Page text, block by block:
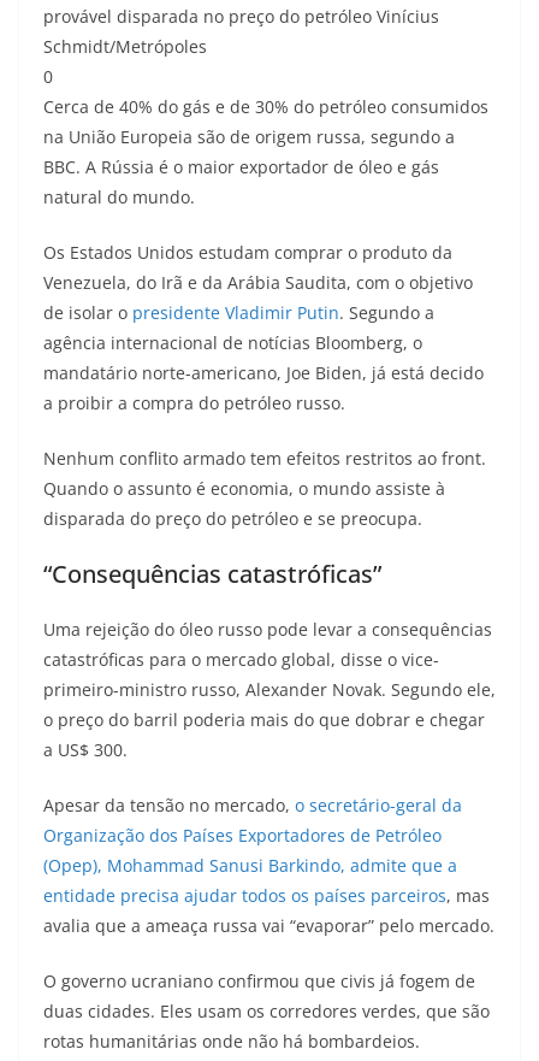
provável disparada no preço do petróleo Vinícius
Schmidt/Metrópoles
0
Cerca de 40% do gás e de 30% do petróleo consumidos
na União Europeia são de origem russa, segundo a
BBC. A Rússia é o maior exportador de óleo e gás
natural do mundo.
Os Estados Unidos estudam comprar o produto da
Venezuela, do Irã e da Arábia Saudita, com o objetivo
de isolar o presidente Vladimir Putin. Segundo a
agência internacional de notícias Bloomberg, o
mandatário norte-americano, Joe Biden, já está decido
a proibir a compra do petróleo russo.
Nenhum conflito armado tem efeitos restritos ao front.
Quando o assunto é economia, o mundo assiste à
disparada do preço do petróleo e se preocupa.
“Consequências catastróficas”
Uma rejeição do óleo russo pode levar a consequências
catastróficas para o mercado global, disse o vice-
primeiro-ministro russo, Alexander Novak. Segundo ele,
o preço do barril poderia mais do que dobrar e chegar
a US$ 300.
Apesar da tensão no mercado, o secretário-geral da
Organização dos Países Exportadores de Petróleo
(Opep), Mohammad Sanusi Barkindo, admite que a
entidade precisa ajudar todos os países parceiros, mas
avalia que a ameaça russa vai “evaporar” pelo mercado.
O governo ucraniano confirmou que civis já fogem de
duas cidades. Eles usam os corredores verdes, que são
rotas humanitárias onde não há bombardeios.